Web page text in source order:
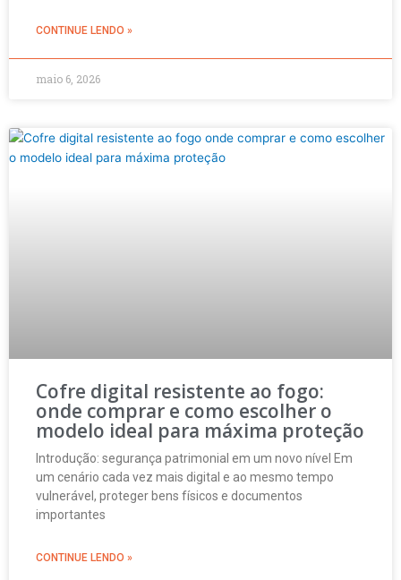
CONTINUE LENDO »
maio 6, 2026
Cofre digital resistente ao fogo:
onde comprar e como escolher o
modelo ideal para máxima proteção
Introdução: segurança patrimonial em um novo nível Em
um cenário cada vez mais digital e ao mesmo tempo
vulnerável, proteger bens físicos e documentos
importantes
CONTINUE LENDO »